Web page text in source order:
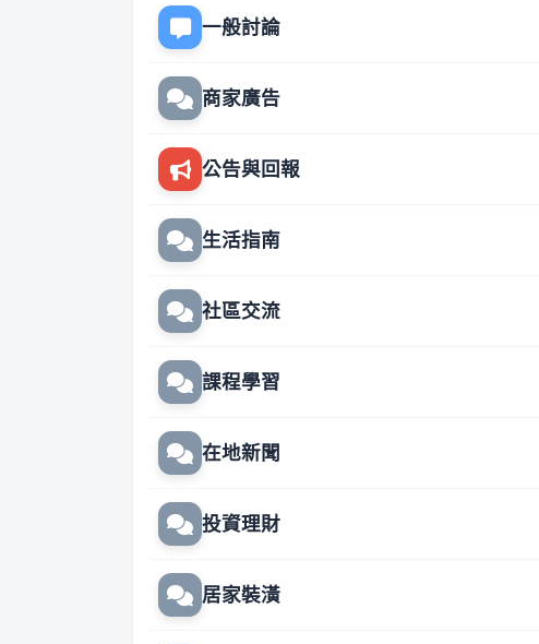
一般討論
商家廣告
公告與回報
生活指南
社區交流
課程學習
在地新聞
投資理財
居家裝潢